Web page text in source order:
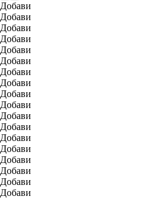
Добави
Добави
Добави
Добави
Добави
Добави
Добави
Добави
Добави
Добави
Добави
Добави
Добави
Добави
Добави
Добави
Добави
Добави